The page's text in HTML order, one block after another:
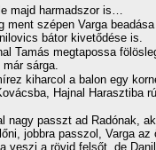
majd harmadszor is…
ment szépen Varga beadása
bátor kivetődése is.
Tamás megtapossa
sárga.
kiharcol a balon egy
Hajnal Harasztiba
nagy passzt ad Radónak,
jobbra passzol, Varga az
veszi a rövid felsőt, de